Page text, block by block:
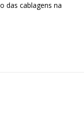
das cablagens na